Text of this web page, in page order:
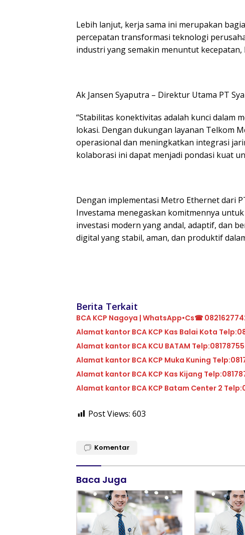
Lebih lanjut, kerja sama ini merupakan
percepatan transformasi teknologi
industri yang semakin menuntut
Ak Jansen Syaputra – Direktur Utama PT
“Stabilitas konektivitas adalah kunci dalam
lokasi. Dengan dukungan layanan Telkom
operasional dan meningkatkan integrasi
kolaborasi ini dapat menjadi pondasi kuat
Dengan implementasi Metro Ethernet dari
Investama menegaskan komitmennya
investasi modern yang andal, adaptif, dan
digital yang stabil, aman, dan produktif
Berita Terkait
BCA KCP Nagoya | WhatsApp•Cs☎
Alamat kantor BCA
Alamat kantor BCA KCU BATAM
Alamat kantor BCA KCP
Alamat kantor BCA KCP Kas
Alamat kantor
Post Views: 603
Komentar
Baca Juga